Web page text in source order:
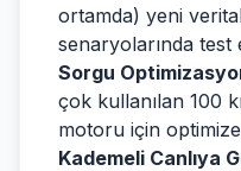
ortamda) yeni
senaryolarında test
Sorgu
çok kullanılan 100
motoru için
Kademeli Canlıya